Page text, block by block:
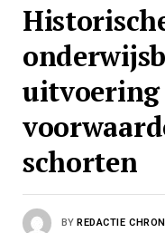
uitvoering
schorten
BY REDACTIE